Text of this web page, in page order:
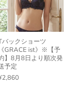
バックショーツ
《GRACE ist》※【予
】8月8日より順次発
予定